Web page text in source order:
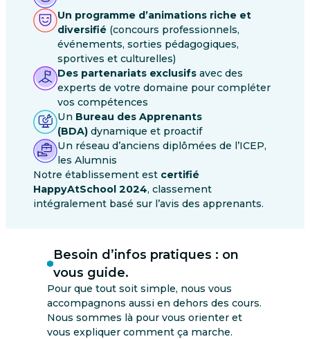
Un programme d’animations riche et
diversifié (concours professionnels,
événements, sorties pédagogiques,
sportives et culturelles)
Des partenariats exclusifs avec des
experts de votre domaine pour compléter
vos compétences
Un Bureau des Apprenants
(BDA) dynamique et proactif
Un réseau d’anciens diplômées de l’ICEP,
les Alumnis
Notre établissement est certifié
HappyAtSchool 2024, classement
intégralement basé sur l’avis des apprenants.
Besoin d’infos pratiques : on
vous guide.
Pour que tout soit simple, nous vous
accompagnons aussi en dehors des cours.
Nous sommes là pour vous orienter et
vous expliquer comment ça marche.